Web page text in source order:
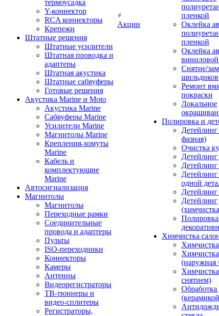
термоусадка
Y-коннектор
RCA коннекторы
Крепежи
Штатные решения
Штатные усилители
Штатная проводка и
адаптеры
Штатная акустика
Штатные сабвуферы
Готовые решения
Акустика Marine и Moto
Акустика Marine
Сабвуферы Marine
Усилители Marine
Магнитолы Marine
Крепления-хомуты
Marine
Кабель и
комплектующие
Marine
Автосигнализация
Магнитолы
Магнитолы
Переходные рамки
Соединительные
провода и адаптеры
Пульты
ISO-переходники
Коннекторы
Камеры
Антенны
Видеорегистраторы
ТВ-тюннеры и
видео-сплитеры
Регистраторы,
Акции
пленкой
Оклейка
пленкой
Оклейка
Снятие/
шильдиков
Ремонт
покраски
Локальное
Полировка и
фазная)
Очистка
Детейлинг
одной
Детейлинг
Полировка
Химчистка
(наружная
снятием)
Обработка